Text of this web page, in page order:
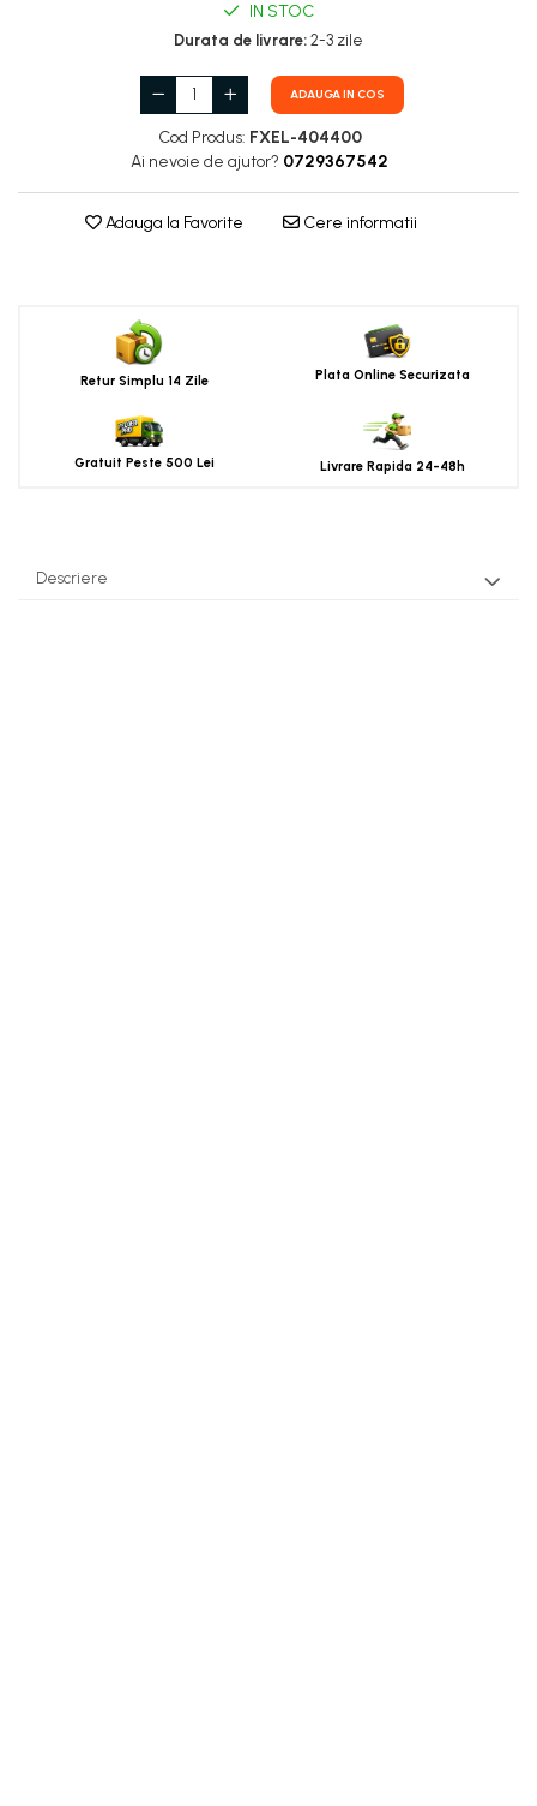
IN STOC
Durata de livrare: 2-3 zile
ADAUGA IN COS
Cod Produs: FXEL-404400
Ai nevoie de ajutor? 0729367542
Adauga la Favorite Cere informatii
Retur Simplu 14 Zile Plata Online Securizata
Gratuit Peste 500 Lei Livrare Rapida 24-48h
Descriere